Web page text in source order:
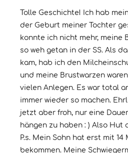
Tolle Geschichte! Ich hab
der Geburt meiner Tochter
konnte ich nicht mehr, meine
so weh getan in der SS. Als
kam, hab ich den
und meine Brustwarzen
vielen Anlegen. Es war total
immer wieder so machen.
jetzt aber froh, nur eine
hängen zu haben : ) Also Hut
P.s. Mein Sohn hat erst mit 14
bekommen. Meine